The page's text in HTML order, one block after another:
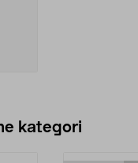
kategori